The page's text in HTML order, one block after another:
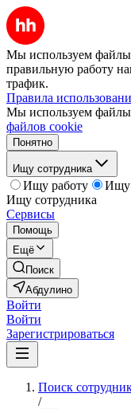
Мы используем файлы
правильную работу
трафик.
Правила
Мы используем файлы
файлов cookie
Понятно
Ищу сотрудника
Ищу работу
Ищу
Ищу сотрудника
Сервисы
Помощь
Ещё
Поиск
Абдулино
Войти
Войти
Зарегистрироваться
Поиск
/